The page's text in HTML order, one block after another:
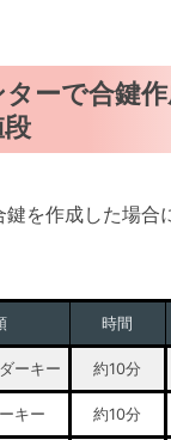
ーで合鍵
鍵を作成した場合
時間
ーキー 約10分
キー 約10分